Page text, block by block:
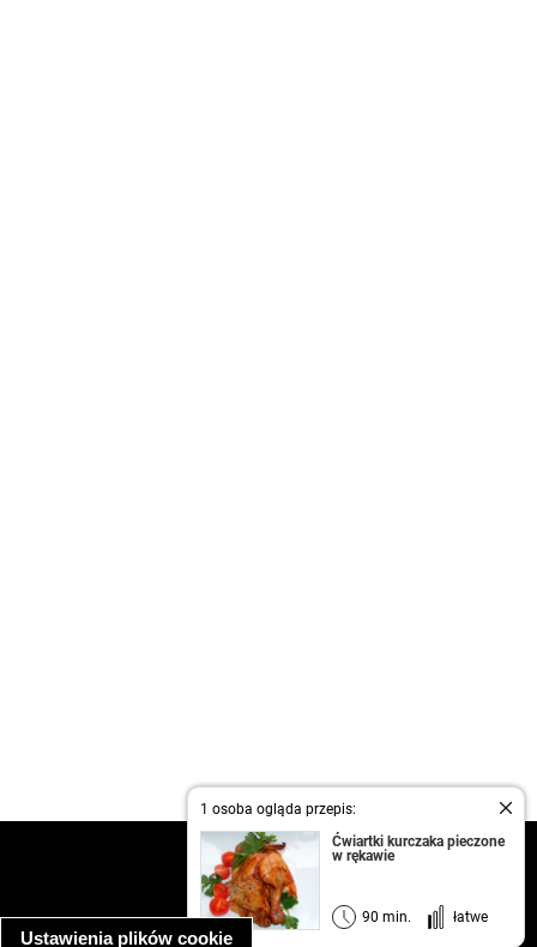
Ustawienia plików cookie
1 osoba ogląda przepis:
Ćwiartki kurczaka pieczone
w rękawie
90 min. łatwe
kontakt
regulamin
informacja o prywatności